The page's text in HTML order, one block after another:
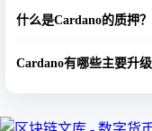
Gate.io、Coinbase等)；
什么是Cardano的质押？
给质押池，获得约3-5%
Cardano有哪些主要升级